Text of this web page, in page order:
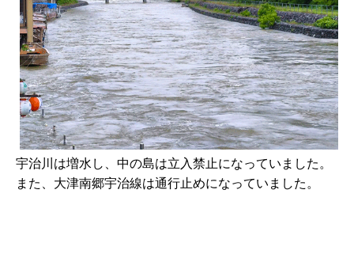
k
宇治川は増水し、中の島は立入禁止になっていました。
また、大津南郷宇治線は通行止めになっていました。